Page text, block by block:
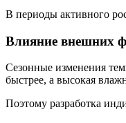
В периоды активного
Влияние внешних
Сезонные изменения
быстрее, а высокая
Поэтому разработка